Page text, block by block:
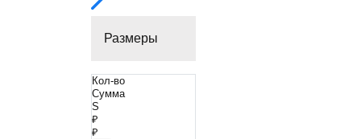
Размеры
Кол-во
Сумма
S
₽
₽